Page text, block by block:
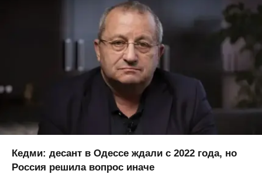
Кедми: десант в Одессе ждали с 2022 года, но
Россия решила вопрос иначе